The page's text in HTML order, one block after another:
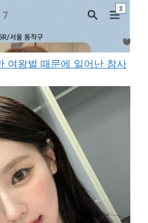
여왕벌 때문에 일어난 참사